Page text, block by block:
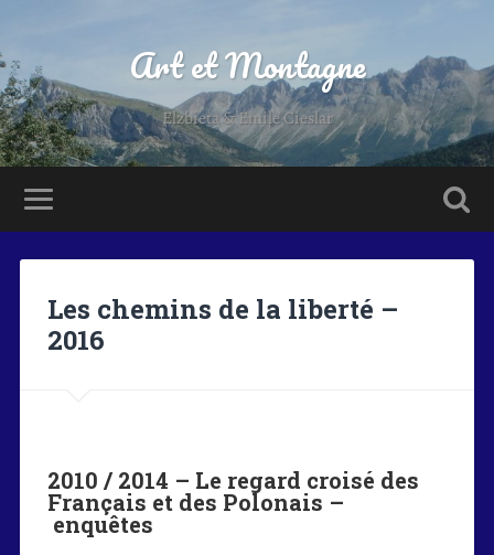
Art et Montagne
Elzbieta & Emile Cieslar
Les chemins de la liberté –
2016
2010 / 2014 – Le regard croisé des
Français et des Polonais –
enquêtes